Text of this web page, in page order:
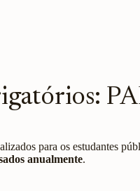
para os estudantes
anualmente.